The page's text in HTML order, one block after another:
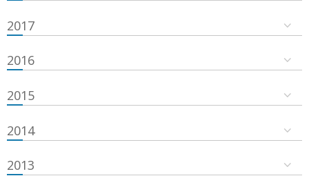
2017
2016
2015
2014
2013